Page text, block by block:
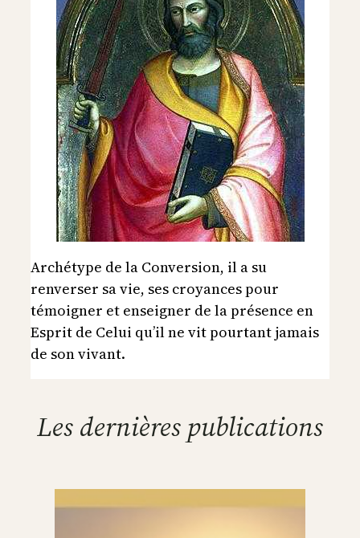
Archétype de la Conversion, il a su
renverser sa vie, ses croyances pour
témoigner et enseigner de la présence en
Esprit de Celui qu’il ne vit pourtant jamais
de son vivant.
Les dernières publications